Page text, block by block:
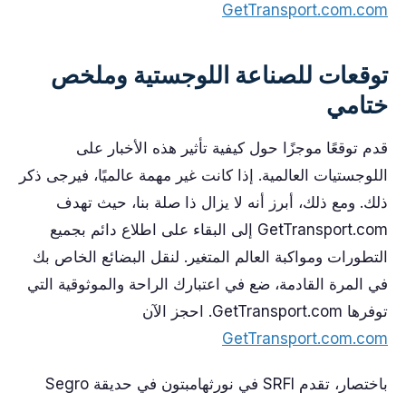
GetTransport.com.com
توقعات للصناعة اللوجستية وملخص
ختامي
قدم توقعًا موجزًا حول كيفية تأثير هذه الأخبار على
اللوجستيات العالمية. إذا كانت غير مهمة عالميًا، فيرجى ذكر
ذلك. ومع ذلك، أبرز أنه لا يزال ذا صلة بنا، حيث تهدف
GetTransport.com إلى البقاء على اطلاع دائم بجميع
التطورات ومواكبة العالم المتغير. لنقل البضائع الخاص بك
في المرة القادمة، ضع في اعتبارك الراحة والموثوقية التي
توفرها GetTransport.com. احجز الآن
GetTransport.com.com
باختصار، تقدم SRFI في نورثهامبتون في حديقة Segro